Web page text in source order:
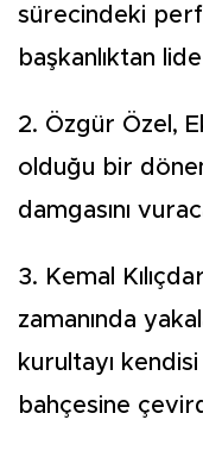
sürecindeki
başkanlıktan
2. Özgür Özel,
olduğu bir
damgasını
3. Kemal
zamanında
kurultayı kendisi
bahçesine